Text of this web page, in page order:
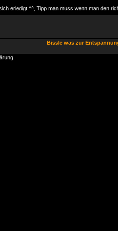
erledigt ^^, Tipp man muss wenn man den
Bissle was zur